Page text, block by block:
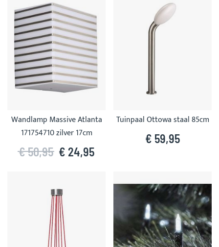
Wandlamp Massive Atlanta
171754710 zilver 17cm
€ 24,95
€ 50,95
Tuinpaal Ottowa staal 85cm
€ 59,95